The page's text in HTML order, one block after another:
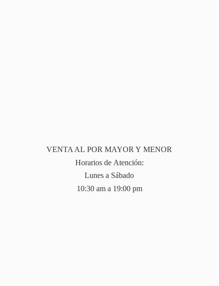
VENTA AL POR MAYOR Y MENOR
Horarios de Atención:
Lunes a Sábado
10:30 am a 19:00 pm